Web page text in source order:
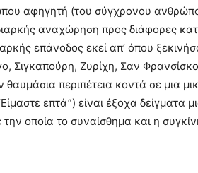
αφηγητή (του σύγχρονου
αναχώρηση προς διάφορες
επάνοδος εκεί απ’ όπου
Σιγκαπούρη, Ζυρίχη, Σαν
θαυμάσια περιπέτεια κοντά σε μια
επτά”) είναι έξοχα δείγματα
οποία το συναίσθημα και η